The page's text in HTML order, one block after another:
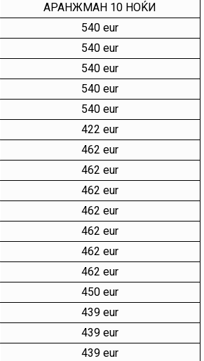
АРАНЖМАН 10 НОЌИ
540 eur
540 eur
540 eur
540 eur
540 eur
422 eur
462 eur
462 eur
462 eur
462 eur
462 eur
462 eur
462 eur
450 eur
439 eur
439 eur
439 eur